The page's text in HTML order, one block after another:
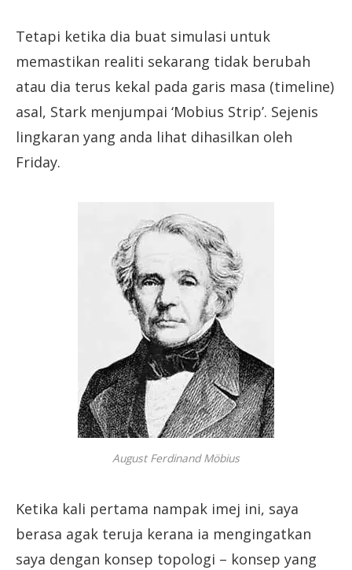
Tetapi ketika dia buat simulasi untuk
memastikan realiti sekarang tidak berubah
atau dia terus kekal pada garis masa (timeline)
asal, Stark menjumpai ‘Mobius Strip’. Sejenis
lingkaran yang anda lihat dihasilkan oleh
Friday.
August Ferdinand Möbius
Ketika kali pertama nampak imej ini, saya
berasa agak teruja kerana ia mengingatkan
saya dengan konsep topologi – konsep yang